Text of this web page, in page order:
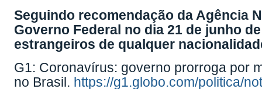
Seguindo recomendação da Agência
Governo Federal no dia 21 de junho
estrangeiros de qualquer
G1: Coronavírus: governo prorroga por
no Brasil. https://g1.globo.com/politica/